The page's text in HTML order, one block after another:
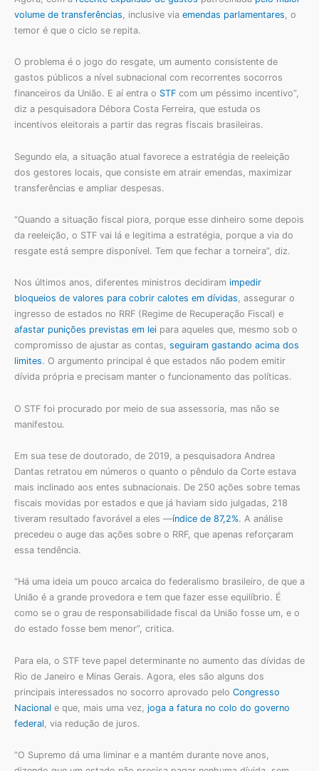
volume de transferências , inclusive via emendas parlamentares , o
temor é que o ciclo se repita.
O problema é o jogo do resgate, um aumento consistente de
gastos públicos a nível subnacional com recorrentes socorros
financeiros da União. E aí entra o STF com um péssimo incentivo”,
diz a pesquisadora Débora Costa Ferreira, que estuda os
incentivos eleitorais a partir das regras fiscais brasileiras.
Segundo ela, a situação atual favorece a estratégia de reeleição
dos gestores locais, que consiste em atrair emendas, maximizar
transferências e ampliar despesas.
“Quando a situação fiscal piora, porque esse dinheiro some depois
da reeleição, o STF vai lá e legitima a estratégia, porque a via do
resgate está sempre disponível. Tem que fechar a torneira”, diz.
Nos últimos anos, diferentes ministros decidiram impedir
bloqueios de valores para cobrir calotes em dívidas, assegurar o
ingresso de estados no RRF (Regime de Recuperação Fiscal) e
afastar punições previstas em lei para aqueles que, mesmo sob o
compromisso de ajustar as contas, seguiram gastando acima dos
limites. O argumento principal é que estados não podem emitir
dívida própria e precisam manter o funcionamento das políticas.
O STF foi procurado por meio de sua assessoria, mas não se
manifestou.
Em sua tese de doutorado, de 2019, a pesquisadora Andrea
Dantas retratou em números o quanto o pêndulo da Corte estava
mais inclinado aos entes subnacionais. De 250 ações sobre temas
fiscais movidas por estados e que já haviam sido julgadas, 218
tiveram resultado favorável a eles —índice de 87,2%. A análise
precedeu o auge das ações sobre o RRF, que apenas reforçaram
essa tendência.
“Há uma ideia um pouco arcaica do federalismo brasileiro, de que a
União é a grande provedora e tem que fazer esse equilíbrio. É
como se o grau de responsabilidade fiscal da União fosse um, e o
do estado fosse bem menor”, critica.
Para ela, o STF teve papel determinante no aumento das dívidas de
Rio de Janeiro e Minas Gerais. Agora, eles são alguns dos
principais interessados no socorro aprovado pelo Congresso
Nacional e que, mais uma vez, joga a fatura no colo do governo
federal , via redução de juros.
“O Supremo dá uma liminar e a mantém durante nove anos,